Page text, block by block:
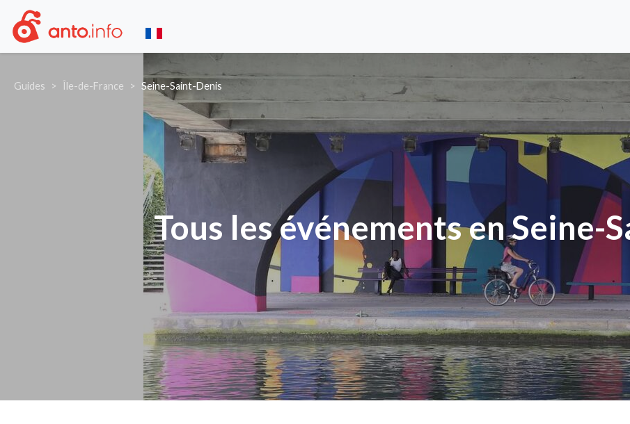
Guides Île-de-France Seine-Saint-Denis
Tous les événements en Seine-